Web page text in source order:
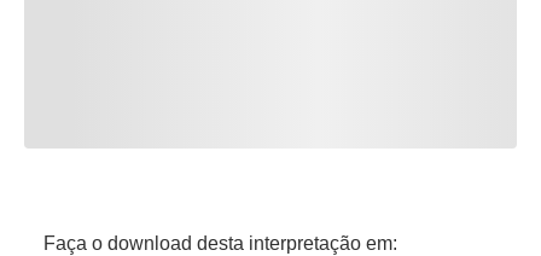
Faça o download desta interpretação em: